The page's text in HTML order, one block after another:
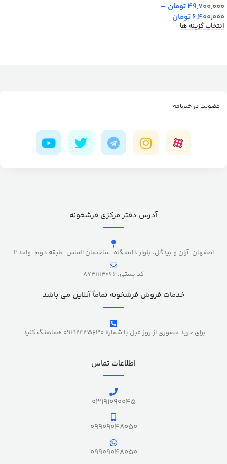
49,700,000تومان –
6,400,000تومان
انتخاب گزینه ها
عضویت در خبرنامه
آدرس دفتر مرکزی فرشخونه
اصفهان، آران و بیدگل، بلوار دانشگاه، ساختمان الماس، طبقه دوم، واحد 2
کد پستی: 8741114066
خدمات فروش فرشخونه تماماً آنلاین می باشد
برای خرید حضوری از روز قبل با شماره 09192435630 هماهنگ کنید.
اطلاعات تماس
03191090045
09909048050
09909048050